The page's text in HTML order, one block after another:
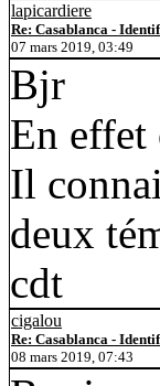
lapicardiere
Re: Casablanca -
07 mars 2019, 03:49
Bjr
En effet
Il
deux
cdt
cigalou
Re: Casablanca -
08 mars 2019, 07:43